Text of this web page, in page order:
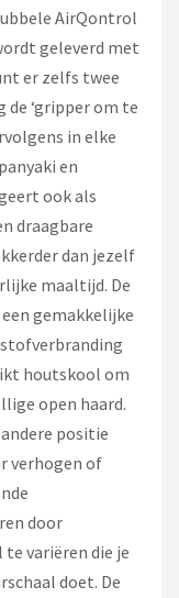
AirQontrol
geleverd met
er zelfs twee
de ‘gripper om te
in elke
en
ook als
draagbare
dan jezelf
maaltijd. De
gemakkelijke
houtskool om
open haard.
positie
verhogen of
door
variëren die je
doet. De